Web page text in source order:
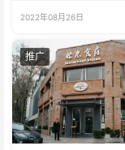
2022年08月26日
推广